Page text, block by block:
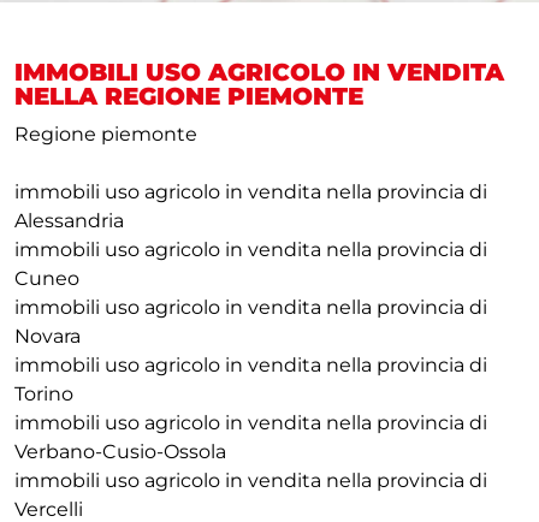
IMMOBILI USO AGRICOLO IN VENDITA
NELLA REGIONE PIEMONTE
Regione piemonte
immobili uso agricolo in vendita nella provincia di
Alessandria
immobili uso agricolo in vendita nella provincia di
Cuneo
immobili uso agricolo in vendita nella provincia di
Novara
immobili uso agricolo in vendita nella provincia di
Torino
immobili uso agricolo in vendita nella provincia di
Verbano-Cusio-Ossola
immobili uso agricolo in vendita nella provincia di
Vercelli